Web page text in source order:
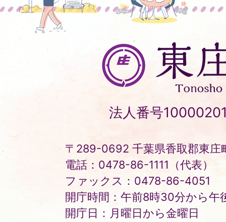
東
庄
町
Tonosho
Town
法人番号
〒289-0692 千葉県香取郡東庄
電話：0478-86-1111（代表）
ファックス：0478-86-4051
開庁時間：午前8時30分から午
開庁日：月曜日から金曜日